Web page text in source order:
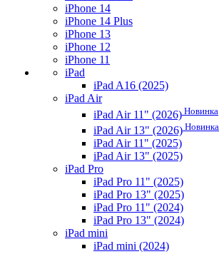
iPhone 14
iPhone 14 Plus
iPhone 13
iPhone 12
iPhone 11
iPad
iPad A16 (2025)
iPad Air
iPad Air 11" (2026) Новинка
iPad Air 13" (2026) Новинка
iPad Air 11" (2025)
iPad Air 13" (2025)
iPad Pro
iPad Pro 11" (2025)
iPad Pro 13" (2025)
iPad Pro 11" (2024)
iPad Pro 13" (2024)
iPad mini
iPad mini (2024)